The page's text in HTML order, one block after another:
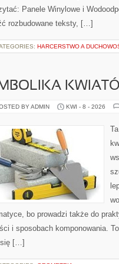
Panele Winylowe i
rozbudowane teksty, […]
HARCERSTWO A
BY ADMIN KWI - 8 - 2026
bo prowadzi także do
i sposobach komponowania.
się […]